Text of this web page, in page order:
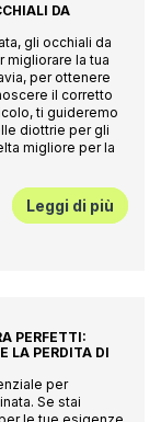
DA
gli occhiali da
la tua
per ottenere
il corretto
ti guideremo
diottrie per gli
migliore per la
Leggi di più
PERFETTI:
LA PERDITA DI
per
Se stai